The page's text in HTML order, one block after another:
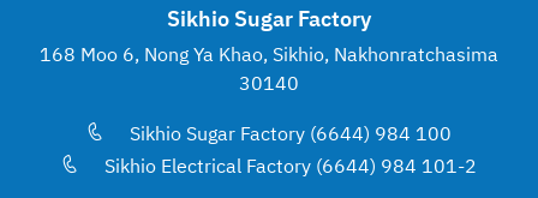
Sikhio Sugar Factory
168 Moo 6, Nong Ya Khao, Sikhio, Nakhonratchasima
30140
Sikhio Sugar Factory (6644) 984 100
Sikhio Electrical Factory (6644) 984 101-2